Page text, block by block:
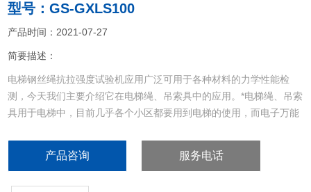
型号：GS-GXLS100
产品时间：2021-07-27
简要描述：
电梯钢丝绳抗拉强度试验机应用广泛可用于各种材料的力学性能检
测，今天我们主要介绍它在电梯绳、吊索具中的应用。*电梯绳、吊索
具用于电梯中，目前几乎各个小区都要用到电梯的使用，而电子万能
产品咨询 服务电话